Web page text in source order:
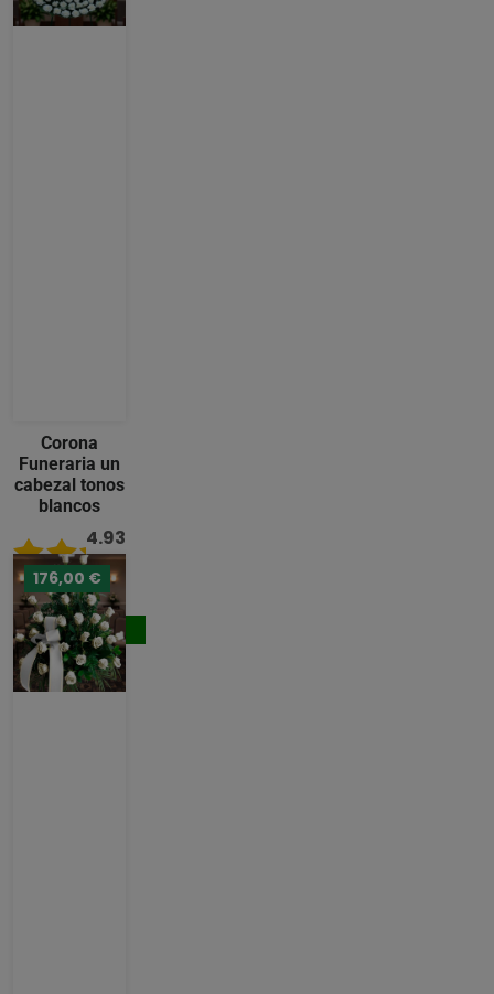
Corona
Funeraria un
cabezal tonos
blancos
4.93
/ 5
221,00 €
Comprar
176,00 €